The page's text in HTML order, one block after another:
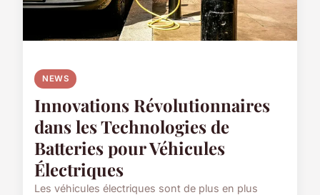
NEWS
Innovations Révolutionnaires
dans les Technologies de
Batteries pour Véhicules
Électriques
Les véhicules électriques sont de plus en plus